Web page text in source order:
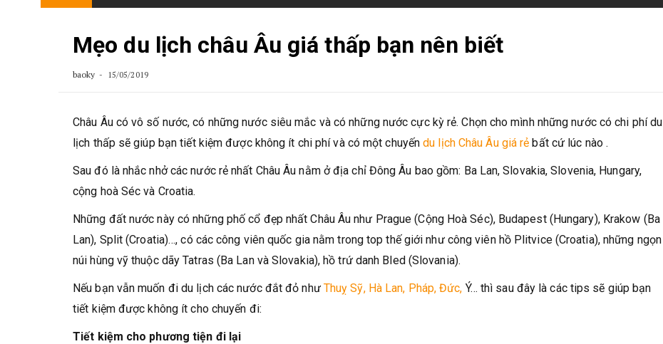
Mẹo du lịch châu Âu giá thấp bạn nên biết
baoky 15/05/2019
Châu Âu có vô số nước, có những nước siêu mắc và có những nước cực kỳ rẻ. Chọn cho mình những nước có chi phí du
lịch thấp sẽ giúp bạn tiết kiệm được không ít chi phí và có một chuyếndu lịch Châu Âu giá rẻ bất cứ lúc nào .
Sau đó là nhắc nhở các nước rẻ nhất Châu Âu nằm ở địa chỉ Đông Âu bao gồm: Ba Lan, Slovakia, Slovenia, Hungary,
cộng hoà Séc và Croatia.
Những đất nước này có những phố cổ đẹp nhất Châu Âu như Prague (Cộng Hoà Séc), Budapest (Hungary), Krakow (Ba
Lan), Split (Croatia)…, có các công viên quốc gia nằm trong top thế giới như công viên hồ Plitvice (Croatia), những ngọn
núi hùng vỹ thuộc dãy Tatras (Ba Lan và Slovakia), hồ trứ danh Bled (Slovania).
Nếu bạn vẫn muốn đi du lịch các nước đắt đỏ như Thuỵ Sỹ, Hà Lan, Pháp, Đức, Ý… thì sau đây là các tips sẽ giúp bạn
tiết kiệm được không ít cho chuyến đi:
Tiết kiệm cho phương tiện đi lại